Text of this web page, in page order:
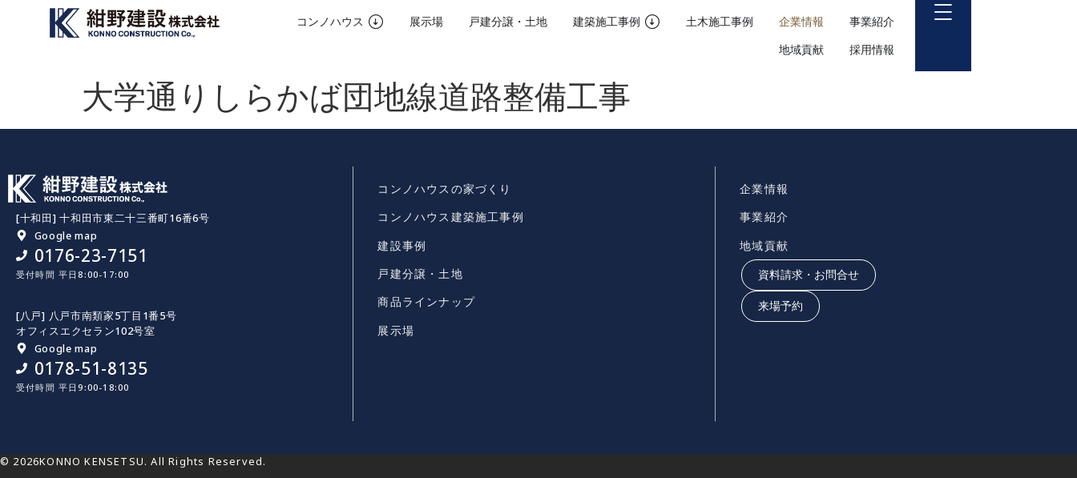
コンノハウス 展示場 戸建分譲・土地 建築施工事例 土木施工事例 企業情報
事業紹介
地域貢献
採用情報
大学通りしらかば団地線道路整備工事
[十和田] 十和田市東二十三番町16番6号
Google map
0176-23-7151
受付時間 平日8:00-17:00
[八戸] 八戸市南類家5丁目1番5号
オフィスエクセラン102号室
Google map
0178-51-8135
受付時間 平日9:00-18:00
コンノハウスの家づくり
コンノハウス建築施工事例
建設事例
戸建分譲・土地
商品ラインナップ
展示場
企業情報
事業紹介
地域貢献
資料請求・お問合せ
来場予約
© 2026KONNO KENSETSU. All Rights Reserved.